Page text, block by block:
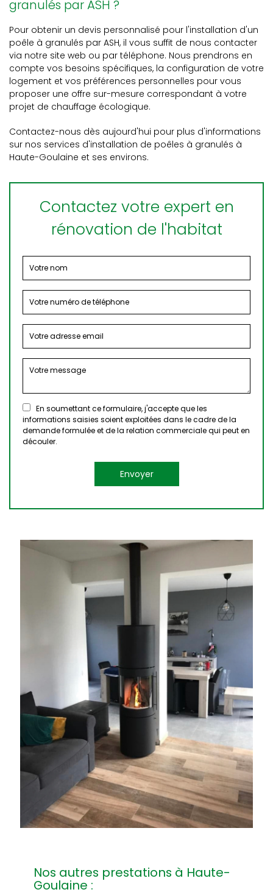
granulés par ASH ?
Pour obtenir un devis personnalisé pour l'installation d'un
poêle à granulés par ASH, il vous suffit de nous contacter
via notre site web ou par téléphone. Nous prendrons en
compte vos besoins spécifiques, la configuration de votre
logement et vos préférences personnelles pour vous
proposer une offre sur-mesure correspondant à votre
projet de chauffage écologique.
Contactez-nous dès aujourd'hui pour plus d'informations
sur nos services d'installation de poêles à granulés à
Haute-Goulaine et ses environs.
Contactez votre expert en
rénovation de l'habitat
En soumettant ce formulaire, j'accepte que les
informations saisies soient exploitées dans le cadre de la
demande formulée et de la relation commerciale qui peut en
découler.
Nos autres prestations à Haute-
Goulaine :